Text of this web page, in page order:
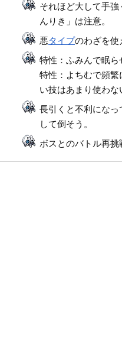
それほど大して手
んりき」は注意。
悪タイプのわざを使
特性：ふみんで眠ら
特性：よちむで頻
い技はあまり使わな
長引くと不利にな
して倒そう。
ボスとのバトル再